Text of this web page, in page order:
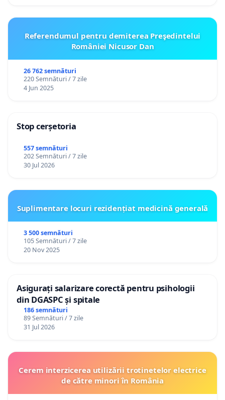
Referendumul pentru demiterea Preşedintelui
României Nicusor Dan
26 762 semnături
220 Semnături / 7 zile
4 Jun 2025
Stop cerșetoria
557 semnături
202 Semnături / 7 zile
30 Jul 2026
Suplimentare locuri rezidențiat medicină generală
3 500 semnături
105 Semnături / 7 zile
20 Nov 2025
Asigurați salarizare corectă pentru psihologii
din DGASPC și spitale
186 semnături
89 Semnături / 7 zile
31 Jul 2026
Cerem interzicerea utilizării trotinetelor electrice
de către minori în România